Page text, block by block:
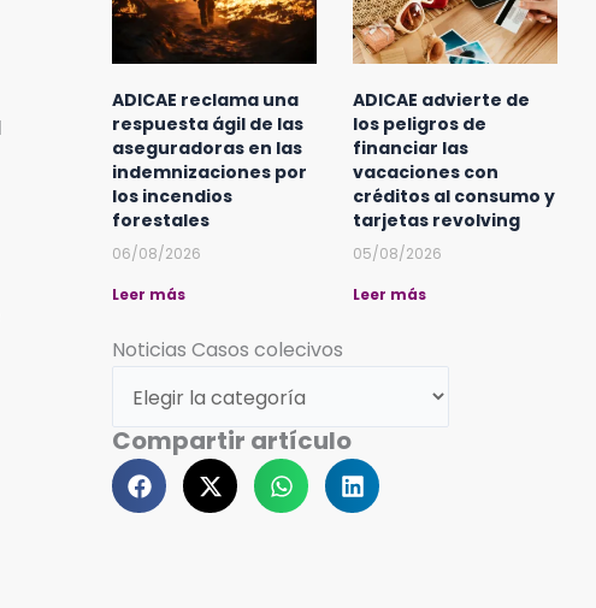
ADICAE reclama una
respuesta ágil de las
aseguradoras en las
indemnizaciones por
los incendios
forestales
06/08/2026
Leer más
ADICAE advierte de
los peligros de
financiar las
vacaciones con
créditos al consumo y
tarjetas revolving
05/08/2026
Leer más
Noticias Casos colecivos
Casos
colecivos
Compartir artículo